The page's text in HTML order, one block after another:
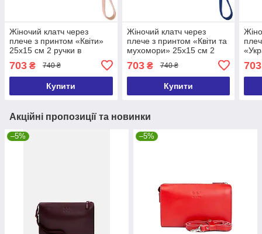
Жіночий клатч через
плече з принтом «Квіти»
25х15 см 2 ручки в
703 ₴ 740 ₴
Купити
Жіночий клатч через
плече з принтом «Квіти та
мухомори» 25х15 см 2
703₴ 740 ₴
Купити
703
Акційні пропозиції та новинки
–5% –5%